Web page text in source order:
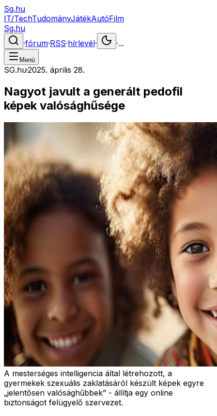
Sg.hu
IT/TechTudományJátékAutóFilm
Sg.hu
·fórum·RSS·hírlevél· ·...
Menü
SG.hu·2025. április 28.
Nagyot javult a generált pedofil
képek valósághűsége
A mesterséges intelligencia által létrehozott, a
gyermekek szexuális zaklatásáról készült képek egyre
„jelentősen valósághűbbek” - állítja egy online
biztonságot felügyelő szervezet.